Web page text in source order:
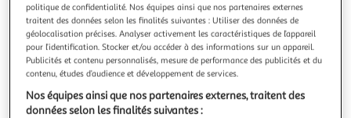
LISA DESIGN
Onyx - canapé panoramique d'angle droit - 7 places -
en tissu mailles 3d
Caractéristiques techniques :Origine : EuropeGarantie : 2
ansType de canapé : Canapé panoramiqueType d'angle
: Panoramique UPosition de l'angle : Angle droitNombre de
places : 7Modulable : NonEquipement : 6 coussins
En savoir +
politique de confidentialité. Nos équipes ainsi que nos partenaires externes
traitent des données selon les finalités suivantes : Utiliser des données de
géolocalisation précises. Analyser activement les caractéristiques de l’appareil
pour l’identification. Stocker et/ou accéder à des informations sur un appareil.
Publicités et contenu personnalisés, mesure de performance des publicités et du
contenu, études d’audience et développement de services.
Nos équipes ainsi que nos partenaires externes, traitent des
données selon les finalités suivantes :